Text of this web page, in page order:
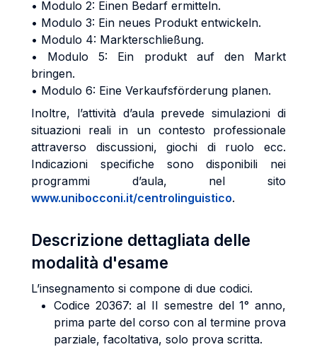
• Modulo 2: Einen Bedarf ermitteln.
• Modulo 3: Ein neues Produkt entwickeln.
• Modulo 4: Markterschließung.
• Modulo 5: Ein produkt auf den Markt
bringen.
• Modulo 6: Eine Verkaufsförderung planen.
Inoltre, l’attività d’aula prevede simulazioni di
situazioni reali in un contesto professionale
attraverso discussioni, giochi di ruolo ecc.
Indicazioni specifiche sono disponibili nei
programmi d’aula, nel sito
www.unibocconi.it/centrolinguistico.
Descrizione dettagliata delle
modalità d'esame
L’insegnamento si compone di due codici.
Codice 20367: al II semestre del 1° anno,
prima parte del corso con al termine prova
parziale, facoltativa, solo prova scritta.